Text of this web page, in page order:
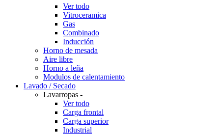
Ver todo
Vitroceramica
Gas
Combinado
Inducción
Horno de mesada
Aire libre
Horno a leña
Modulos de calentamiento
Lavado / Secado
Lavarropas -
Ver todo
Carga frontal
Carga superior
Industrial